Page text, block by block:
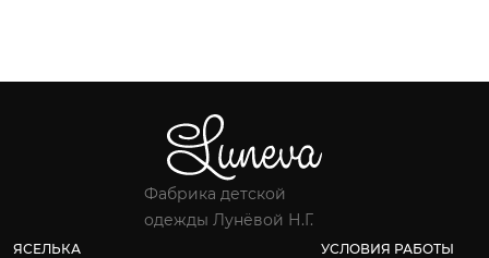
Фабрика детской
одежды Лунёвой Н.Г.
ЯСЕЛЬКА УСЛОВИЯ РАБОТЫ